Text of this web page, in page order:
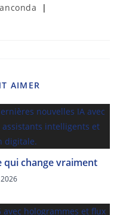
autrice
anconda
AIMER
qui change vraiment